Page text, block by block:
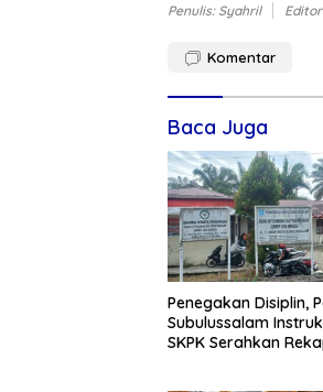
Penulis: Syahril
Komentar
Baca Juga
Penegakan Disiplin,
Subulussalam
SKPK Serahkan